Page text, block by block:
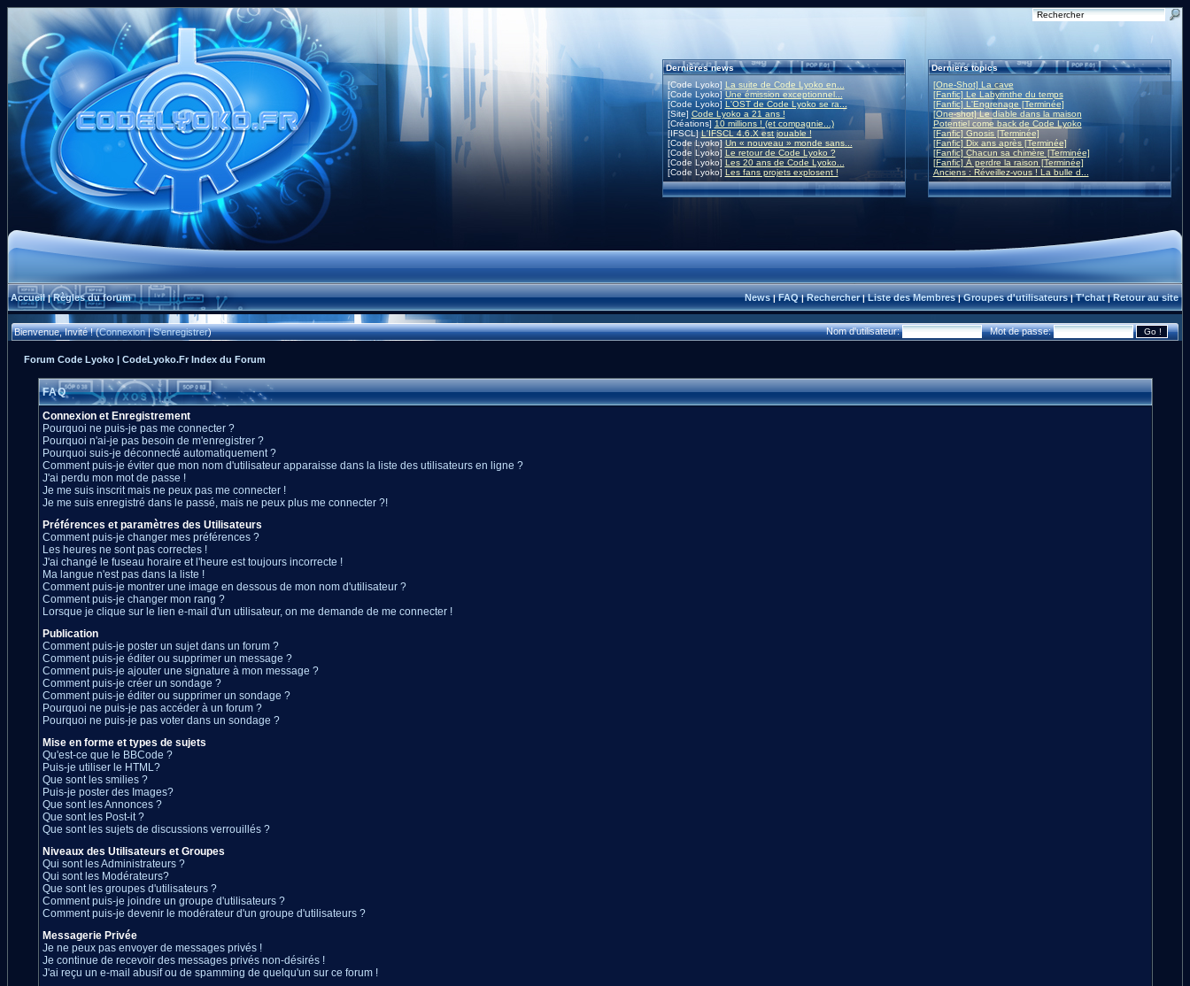
Dernières news
[Code Lyoko] La suite de Code Lyoko en...
[Code Lyoko]Une émission exceptionnel...
[Code Lyoko] L'OST de Code Lyoko se ra...
[Site] Code Lyoko a 21 ans !
[Créations] 10 millions ! (et compagnie...)
[IFSCL]L'IFSCL 4.6.X est jouable !
[Code Lyoko] Un « nouveau » monde sans...
[Code Lyoko] Le retour de Code Lyoko ?
[Code Lyoko] Les 20 ans de Code Lyoko...
[Code Lyoko] Les fans projets explosent !
Derniers topics
[One-Shot] La cave
[Fanfic] Le Labyrinthe du temps
[Fanfic] L'Engrenage [Terminée]
[One-shot] Le diable dans la maison
Potentiel come back de Code Lyoko
[Fanfic] Gnosis [Terminée]
[Fanfic] Dix ans après [Terminée]
[Fanfic] Chacun sa chimère [Terminée]
[Fanfic] À perdre la raison [Terminée]
Anciens : Réveillez-vous ! La bulle d...
Accueil|Règles du forum News|FAQ|Rechercher|Liste des Membres|Groupes d'utilisateurs|T'chat|Retour au site
Bienvenue, Invité ! (Connexion|S'enregistrer) Nom d'utilisateur: Mot de passe:
Forum Code Lyoko | CodeLyoko.Fr Index du Forum
FAQ
Connexion et Enregistrement
Pourquoi ne puis-je pas me connecter ?
Pourquoi n'ai-je pas besoin de m'enregistrer ?
Pourquoi suis-je déconnecté automatiquement ?
Comment puis-je éviter que mon nom d'utilisateur apparaisse dans la liste des utilisateurs en ligne ?
J'ai perdu mon mot de passe !
Je me suis inscrit mais ne peux pas me connecter !
Je me suis enregistré dans le passé, mais ne peux plus me connecter ?!
Préférences et paramètres des Utilisateurs
Comment puis-je changer mes préférences ?
Les heures ne sont pas correctes !
J'ai changé le fuseau horaire et l'heure est toujours incorrecte !
Ma langue n'est pas dans la liste !
Comment puis-je montrer une image en dessous de mon nom d'utilisateur ?
Comment puis-je changer mon rang ?
Lorsque je clique sur le lien e-mail d'un utilisateur, on me demande de me connecter !
Publication
Comment puis-je poster un sujet dans un forum ?
Comment puis-je éditer ou supprimer un message ?
Comment puis-je ajouter une signature à mon message ?
Comment puis-je créer un sondage ?
Comment puis-je éditer ou supprimer un sondage ?
Pourquoi ne puis-je pas accéder à un forum ?
Pourquoi ne puis-je pas voter dans un sondage ?
Mise en forme et types de sujets
Qu'est-ce que le BBCode ?
Puis-je utiliser le HTML?
Que sont les smilies ?
Puis-je poster des Images?
Que sont les Annonces ?
Que sont les Post-it ?
Que sont les sujets de discussions verrouillés ?
Niveaux des Utilisateurs et Groupes
Qui sont les Administrateurs ?
Qui sont les Modérateurs?
Que sont les groupes d'utilisateurs ?
Comment puis-je joindre un groupe d'utilisateurs ?
Comment puis-je devenir le modérateur d'un groupe d'utilisateurs ?
Messagerie Privée
Je ne peux pas envoyer de messages privés !
Je continue de recevoir des messages privés non-désirés !
J'ai reçu un e-mail abusif ou de spamming de quelqu'un sur ce forum !